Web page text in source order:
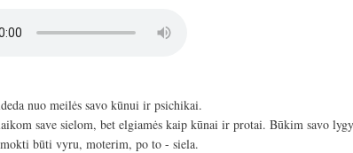
nuo meilės savo kūnui ir psichikai.
save sielom, bet elgiamės kaip kūnai ir protai. Būkim savo
būti vyru, moterim, po to - siela.